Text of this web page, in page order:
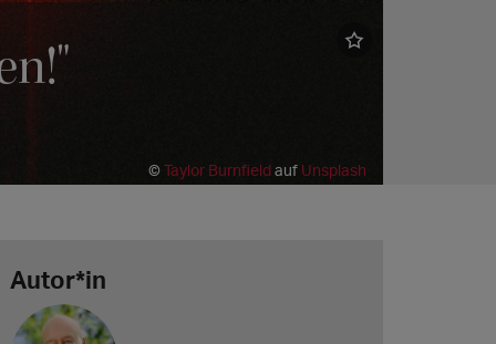
© Taylor Burnfieldauf Unsplash
Autor*in